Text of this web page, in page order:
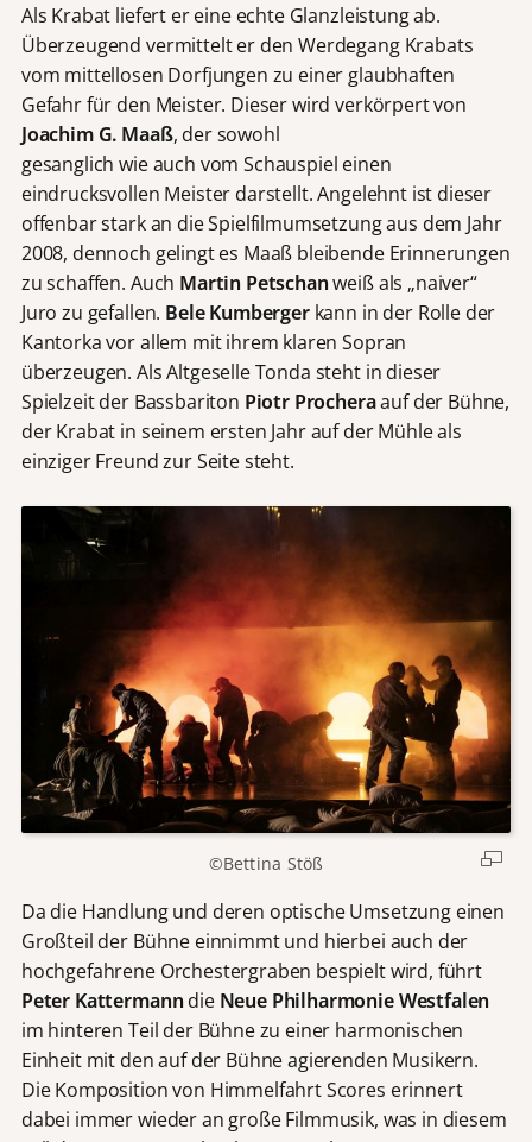
Als Krabat liefert er eine echte Glanzleistung ab.
Überzeugend vermittelt er den Werdegang Krabats
vom mittellosen Dorfjungen zu einer glaubhaften
Gefahr für den Meister. Dieser wird verkörpert von
Joachim G. Maaß, der sowohl
gesanglich wie auch vom Schauspiel einen
eindrucksvollen Meister darstellt. Angelehnt ist dieser
offenbar stark an die Spielfilmumsetzung aus dem Jahr
2008, dennoch gelingt es Maaß bleibende Erinnerungen
zu schaffen. Auch Martin Petschanweiß als „naiver“
Juro zu gefallen. Bele Kumbergerkann in der Rolle der
Kantorka vor allem mit ihrem klaren Sopran
überzeugen. Als Altgeselle Tonda steht in dieser
Spielzeit der Bassbariton Piotr Procheraauf der Bühne,
der Krabat in seinem ersten Jahr auf der Mühle als
einziger Freund zur Seite steht.
©Bettina Stöß
Da die Handlung und deren optische Umsetzung einen
Großteil der Bühne einnimmt und hierbei auch der
hochgefahrene Orchestergraben bespielt wird, führt
Peter Kattermanndie Neue Philharmonie Westfalen
im hinteren Teil der Bühne zu einer harmonischen
Einheit mit den auf der Bühne agierenden Musikern.
Die Komposition von Himmelfahrt Scores erinnert
dabei immer wieder an große Filmmusik, was in diesem